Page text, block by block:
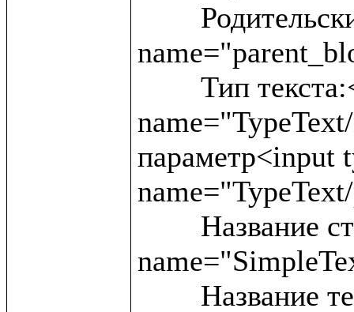
параметр<input